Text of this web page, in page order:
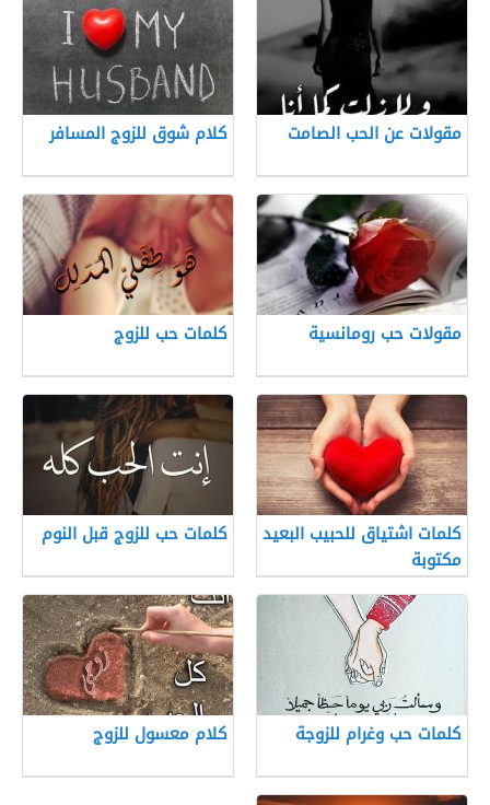
مقولات عن الحب الصامت كلام شوق للزوج المسافر
مقولات حب رومانسية كلمات حب للزوج
كلمات اشتياق للحبيب البعيد
مكتوبة
كلمات حب للزوج قبل النوم
كلمات حب وغرام للزوجة كلام معسول للزوج